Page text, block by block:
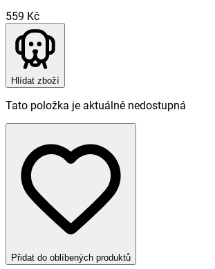
559 Kč
Hlídat zboží
Tato položka je aktuálně nedostupná
Přidat do oblíbených produktů